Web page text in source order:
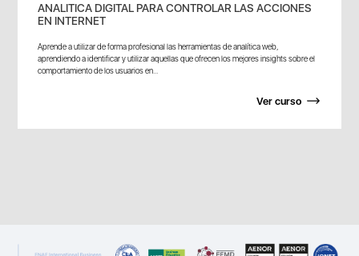
ANALITICA DIGITAL PARA CONTROLAR LAS ACCIONES
EN INTERNET
Aprende a utilizar de forma profesional las herramientas de analítica web,
aprendiendo a identificar y utilizar aquellas que ofrecen los mejores insights sobre el
comportamiento de los usuarios en...
Ver curso